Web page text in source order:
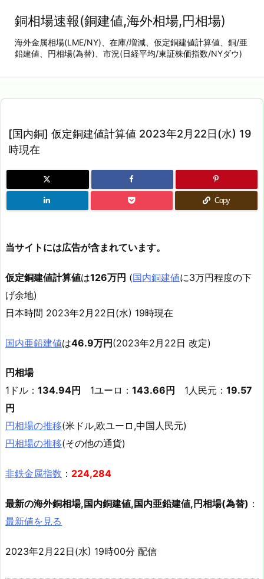
銅相場速報(銅建値,海外相場,円相場)
海外金属相場(LME/NY)、在庫/増減、仮定銅建値計算値、銅/亜
鉛建値、円相場(為替)、市況(日経平均/東証株価指数/NYダウ)
[国内銅] 仮定銅建値計算値 2023年2月22日(水) 19
時現在
Copy
当サイトには広告が含まれています。
仮定銅建値計算値は126万円 (国内銅建値に3万円程度の下
げ余地)
日本時間 2023年2月22日(水) 19時現在
国内亜鉛建値は46.9万円(2023年2月22日 改定)
円相場
1ドル： 134.94円 1ユーロ： 143.66円 1人民元： 19.57
円
円相場の推移(米ドル,欧ユーロ,中国人民元)
円相場の推移(その他の通貨)
非鉄金属指数 ： 224,284
最新の海外銅相場,国内銅建値,国内亜鉛建値,円相場(為替) ：
最新値を見る
2023年2月22日(水) 19時00分 配信